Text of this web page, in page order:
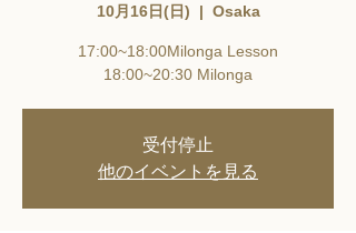
10月16日(日)
  |
Osaka
17:00~18:00Milonga Lesson
18:00~20:30 Milonga
受付停止
他のイベントを見る